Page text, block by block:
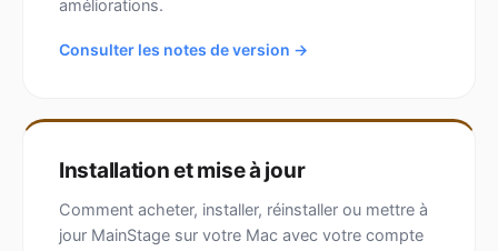
améliorations.
Consulter les notes de version →
Installation et mise à jour
Comment acheter, installer, réinstaller ou mettre à
jour MainStage sur votre Mac avec votre compte